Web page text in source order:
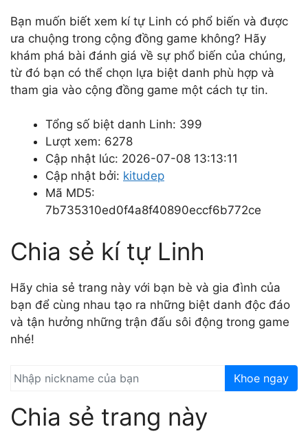
Bạn muốn biết xem kí tự Linh có phổ biến và được
ưa chuộng trong cộng đồng game không? Hãy
khám phá bài đánh giá về sự phổ biến của chúng,
từ đó bạn có thể chọn lựa biệt danh phù hợp và
tham gia vào cộng đồng game một cách tự tin.
Tổng số biệt danh Linh: 399
Lượt xem: 6278
Cập nhật lúc: 2026-07-08 13:13:11
Cập nhật bởi: kitudep
Mã MD5:
7b735310ed0f4a8f40890eccf6b772ce
Chia sẻ kí tự Linh
Hãy chia sẻ trang này với bạn bè và gia đình của
bạn để cùng nhau tạo ra những biệt danh độc đáo
và tận hưởng những trận đấu sôi động trong game
nhé!
Khoe ngay
Chia sẻ trang này